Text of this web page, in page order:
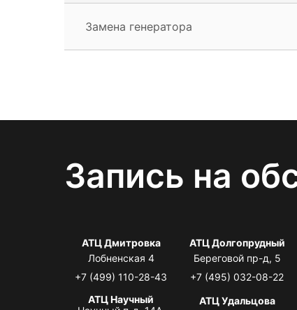
Замена генератора
Запись на
АТЦ Дмитровка
Лобненская 4
+7 (499) 110-28-43
АТЦ Долгопрудный
Береговой пр-д, 5
+7 (495) 032-08-22
АТЦ Научный
АТЦ Удальцова